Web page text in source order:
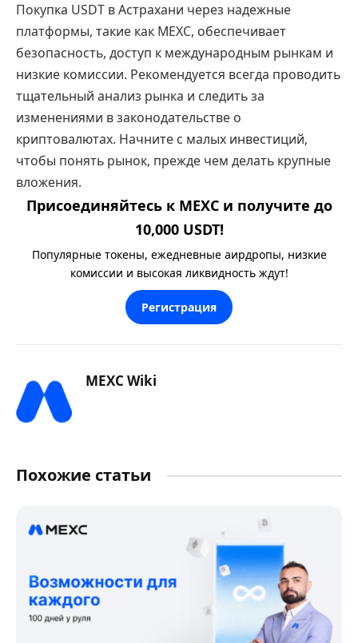
Покупка USDT в Астрахани через надежные
платформы, такие как MEXC, обеспечивает
безопасность, доступ к международным рынкам и
низкие комиссии. Рекомендуется всегда проводить
тщательный анализ рынка и следить за
изменениями в законодательстве о
криптовалютах. Начните с малых инвестиций,
чтобы понять рынок, прежде чем делать крупные
вложения.
Присоединяйтесь к MEXC и получите до
10,000 USDT!
Популярные токены, ежедневные аирдропы, низкие
комиссии и высокая ликвидность ждут!
Регистрация
MEXC Wiki
Похожие статьи